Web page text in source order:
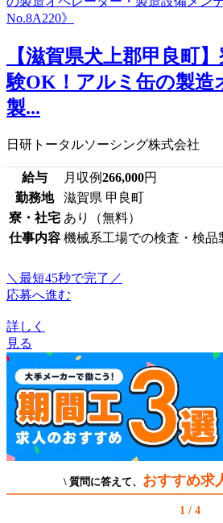
【滋賀県犬上郡甲良町
験OK！アルミ缶の製造
製...
日研トータルソーシング株式会社
給与 月収例266,000円
勤務地
滋賀県 甲良町
寮・社宅 あり（無料）
仕事内容 機械系工場での検査・検品
＼最短45秒で完了／
応募へ進む
詳しく
見る
\ 質問に答えて、 おすすめ求
1 / 4